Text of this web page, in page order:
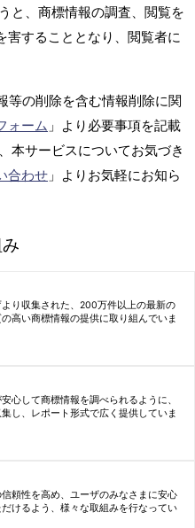
と、商標情報の調査、閲覧を
害することとなり、閲覧者に
等の削除を含む情報削除に関
ォーム 」より必要事項を記載
本サービスについてお気づき
合わせ 」よりお気軽にお知ら
り収集された、200万件以上の最新の
高い商標情報の提供に取り組んでいま
心して商標情報を調べられるように、
し、レポート形式で広く提供していま
頼性を高め、ユーザのみなさまに安心
けるよう、様々な取組みを行なってい